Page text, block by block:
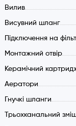
Полегшена
Іспанський
Вилив
Висувний шланг
Підключення на
Монтажний отвір
Керамічний
Аератори
Гнучкі шланги
Трьохканальний